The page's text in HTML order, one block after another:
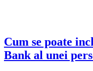
Cum se poate
Bank al unei